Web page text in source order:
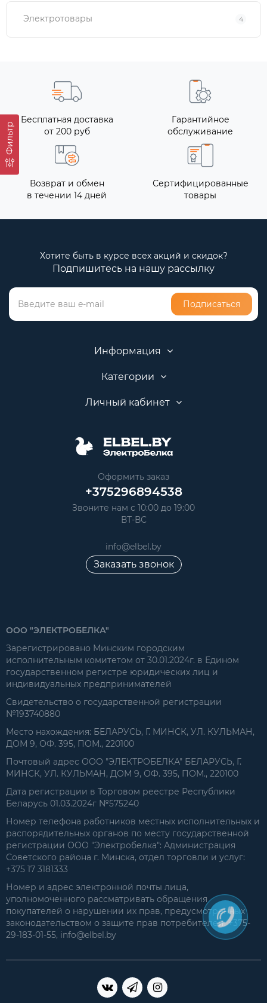
Фильтр
Электротовары 4
Бесплатная доставка
от 200 руб
Гарантийное
обслуживание
Возврат и обмен
в течении 14 дней
Сертифицированные
товары
Хотите быть в курсе всех акций и скидок?
Подпишитесь на нашу рассылку
Подписаться
Информация
Категории
Личный кабинет
Оформить заказ
+375296894538
Звоните нам с 10:00 до 19:00
ВТ-ВС
info@elbel.by
Заказать звонок
ООО "ЭЛЕКТРОБЕЛКА"
Зарегистрировано Минским городским
исполнительным комитетом от 30.01.2024г. в Едином
государственном регистре юридических лиц и
индивидуальных предпринимателей
Свидетельство о государственной регистрации
№193740880
Место нахождения: БЕЛАРУСЬ, Г. МИНСК, УЛ. КУЛЬМАН,
ДОМ 9, ОФ. 395, ПОМ., 220100
Почтовый адрес ООО "ЭЛЕКТРОБЕЛКА" БЕЛАРУСЬ, Г.
МИНСК, УЛ. КУЛЬМАН, ДОМ 9, ОФ. 395, ПОМ., 220100
Дата регистрации в Торговом реестре Республики
Беларусь 01.03.2024г №575240
Номер телефона работников местных исполнительных и
распорядительных органов по месту государственной
регистрации ООО "Электробелка": Администрация
Советского района г. Минска, отдел торговли и услуг:
+375 17 3181333
Номер и адрес электронной почты лица,
уполномоченного рассматривать обращения
покупателей о нарушении их прав, предусмотренных
законодательством о защите прав потребителей: +375-
29-183-01-55, info@elbel.by